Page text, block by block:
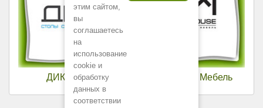
ДИК Мебель DeepHouse Мебель
этим сайтом,
вы
соглашаетесь
на
использование
cookie и
обработку
данных в
соответствии